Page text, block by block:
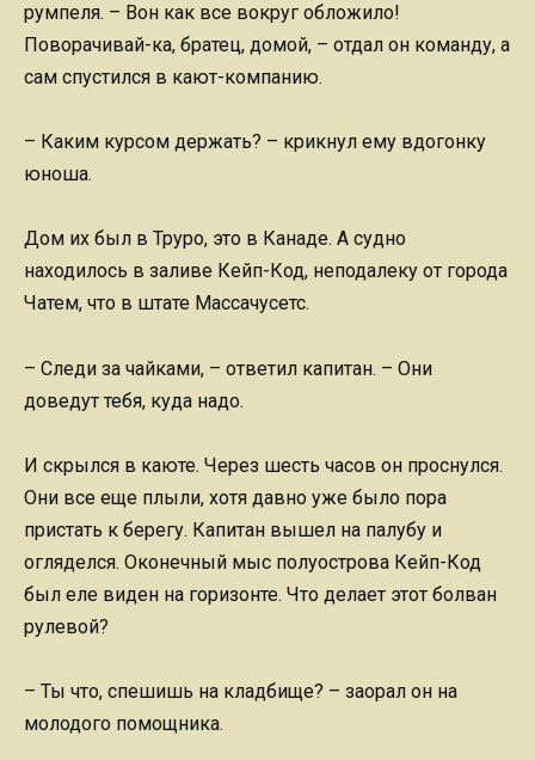
румпеля. – Вон как все вокруг обложило!
Поворачивай-ка, братец, домой, – отдал он команду, а
сам спустился в кают-компанию.
– Каким курсом держать? – крикнул ему вдогонку
юноша.
Дом их был в Труро, это в Канаде. А судно
находилось в заливе Кейп-Код, неподалеку от города
Чатем, что в штате Массачусетс.
– Следи за чайками, – ответил капитан. – Они
доведут тебя, куда надо.
И скрылся в каюте. Через шесть часов он проснулся.
Они все еще плыли, хотя давно уже было пора
пристать к берегу. Капитан вышел на палубу и
огляделся. Оконечный мыс полуострова Кейп-Код
был еле виден на горизонте. Что делает этот болван
рулевой?
– Ты что, спешишь на кладбище? – заорал он на
молодого помощника.